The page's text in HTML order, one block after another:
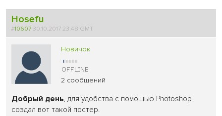
Hosefu
#10607 30.10.2017 23:48 GMT
Новичок
2 сообщений
Добрый день, для удобства с помощью Photoshop
создал вот такой постер.